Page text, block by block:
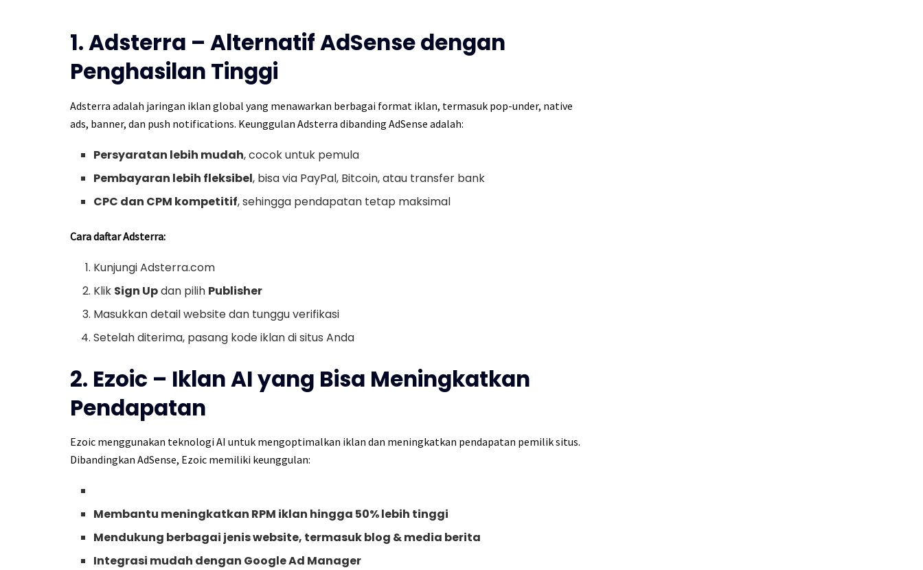
1. Adsterra – Alternatif AdSense dengan
Penghasilan Tinggi
Adsterra adalah jaringan iklan global yang menawarkan berbagai format iklan, termasuk pop-under, native
ads, banner, dan push notifications. Keunggulan Adsterra dibanding AdSense adalah:
Persyaratan lebih mudah, cocok untuk pemula
Pembayaran lebih fleksibel, bisa via PayPal, Bitcoin, atau transfer bank
CPC dan CPM kompetitif, sehingga pendapatan tetap maksimal
Cara daftar Adsterra:
Kunjungi Adsterra.com
Klik Sign Updan pilih Publisher
Masukkan detail website dan tunggu verifikasi
Setelah diterima, pasang kode iklan di situs Anda
2. Ezoic – Iklan AI yang Bisa Meningkatkan
Pendapatan
Ezoic menggunakan teknologi AI untuk mengoptimalkan iklan dan meningkatkan pendapatan pemilik situs.
Dibandingkan AdSense, Ezoic memiliki keunggulan:
Membantu meningkatkan RPM iklan hingga 50% lebih tinggi
Mendukung berbagai jenis website, termasuk blog & media berita
Integrasi mudah dengan Google Ad Manager